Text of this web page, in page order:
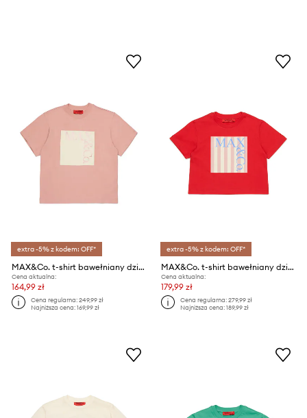
extra -5% z kodem: OFF*
MAX&Co. t-shirt bawełniany dziecięcy MAXT1F T-SHIRT
Cena aktualna:
164,99 zł
Cena regularna:249,99 zł
Najniższa cena:169,99 zł
extra -5% z kodem: OFF*
MAX&Co. t-shirt bawełniany dziecięcy MAXT31F T-SHIRT
Cena aktualna:
179,99 zł
Cena regularna:279,99 zł
Najniższa cena:189,99 zł